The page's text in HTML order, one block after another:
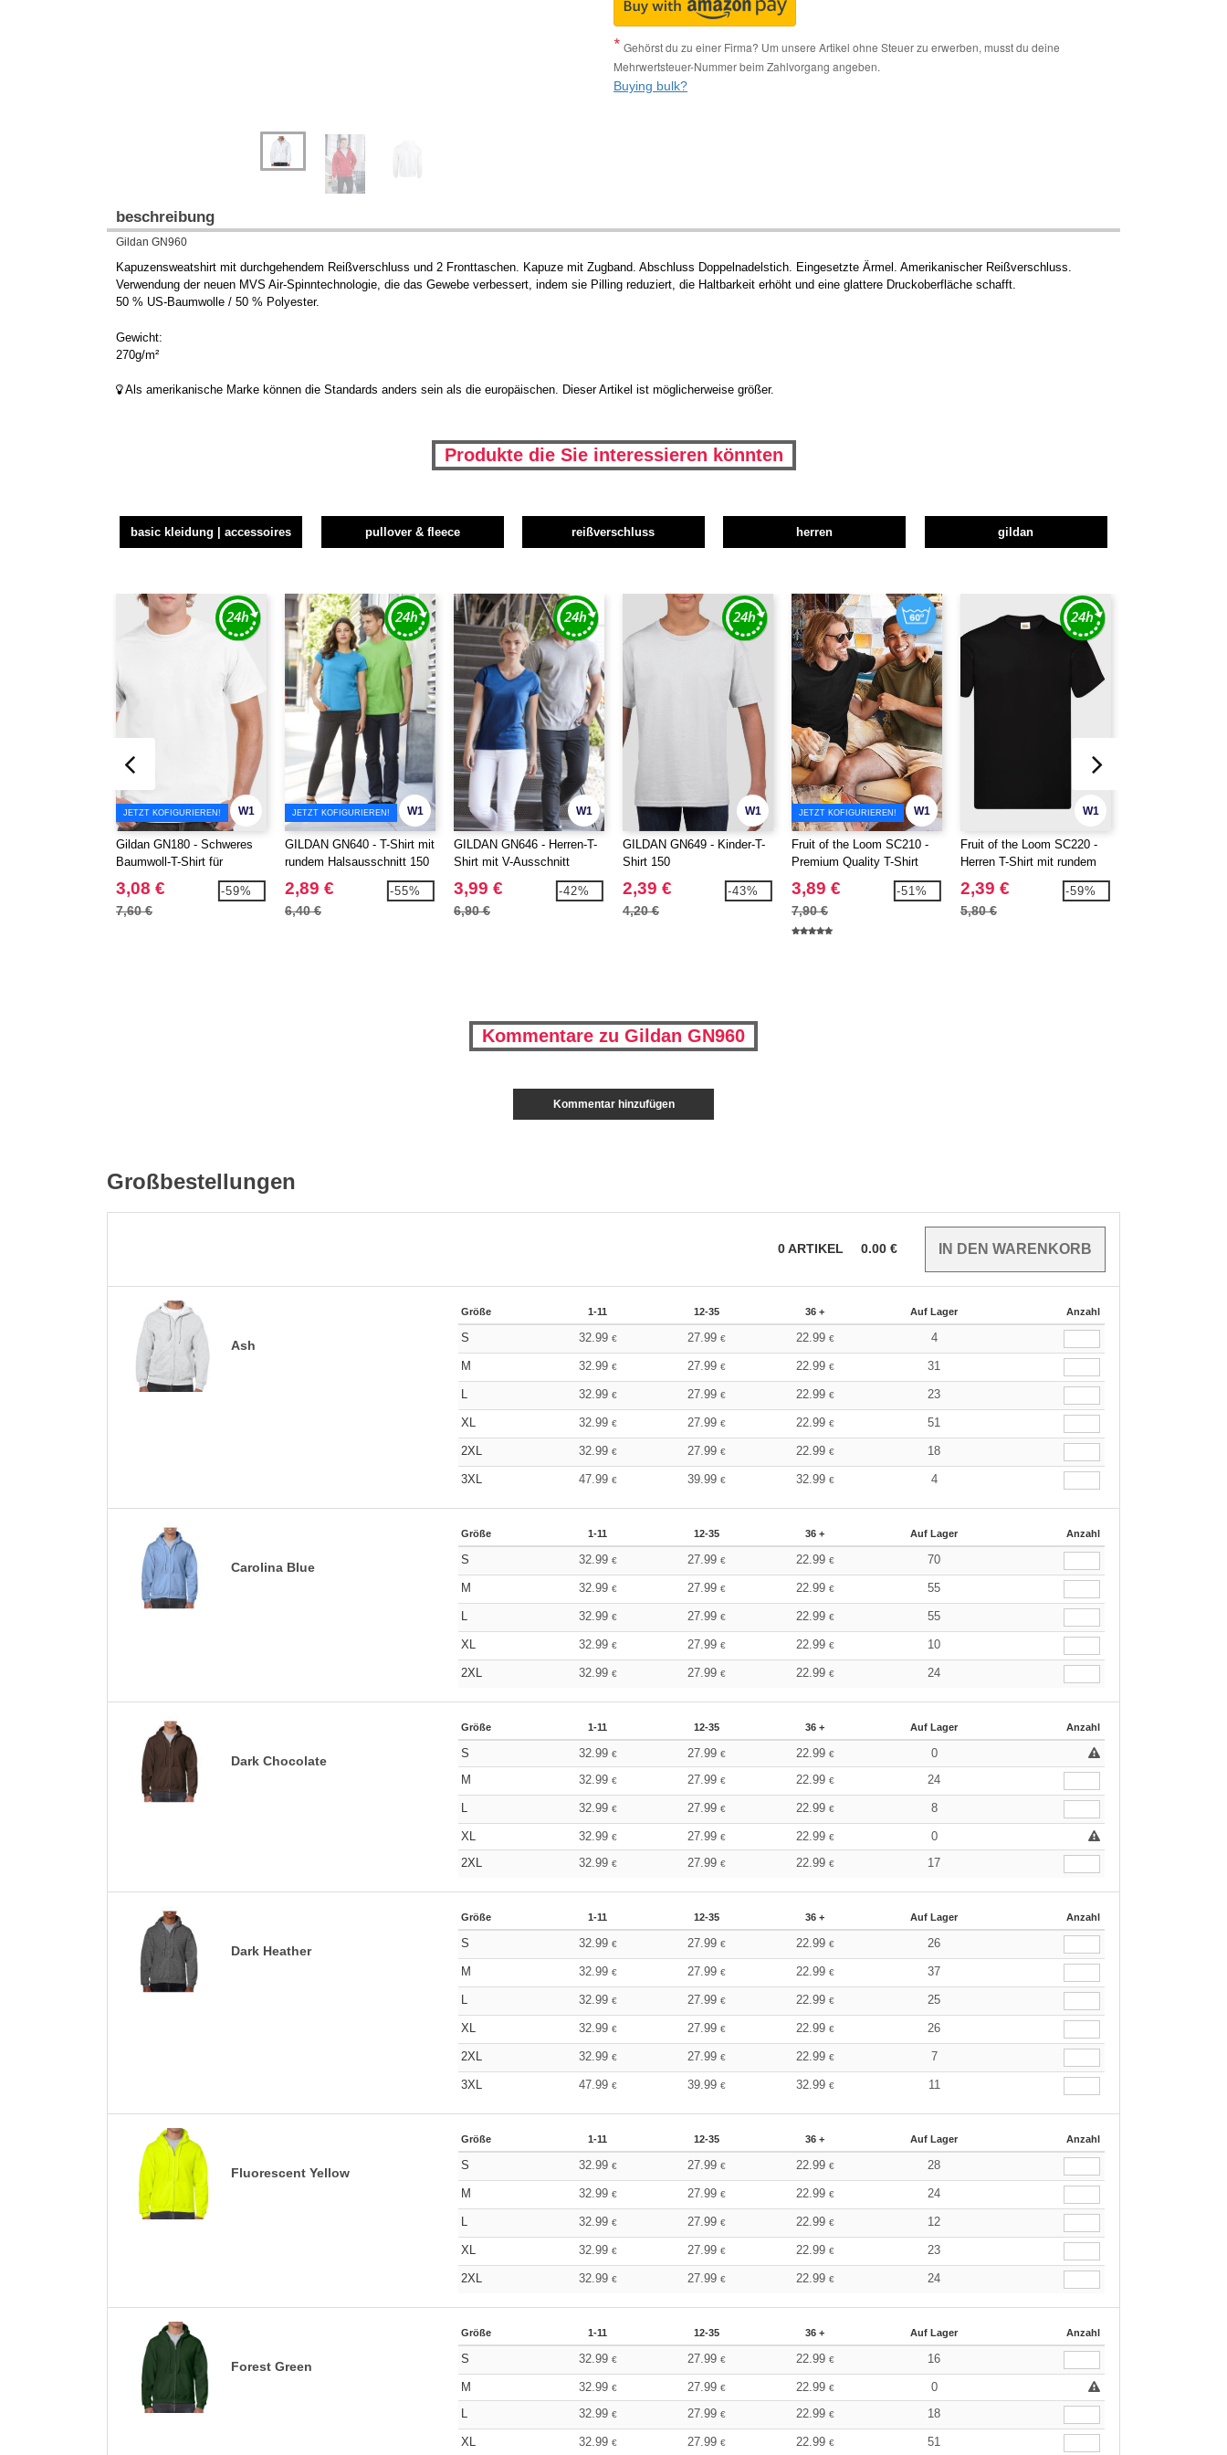
Gehörst du zu einer Firma? Um unsere Artikel ohne Steuer zu erwerben, musst du deine
Mehrwertsteuer-Nummer beim Zahlvorgang angeben.
Buying bulk?
beschreibung
Gildan GN960
Kapuzensweatshirt mit durchgehendem Reißverschluss und 2 Fronttaschen. Kapuze mit Zugband. Abschluss Doppelnadelstich. Eingesetzte Ärmel. Amerikanischer Reißverschluss.
Verwendung der neuen MVS Air-Spinntechnologie, die das Gewebe verbessert, indem sie Pilling reduziert, die Haltbarkeit erhöht und eine glattere Druckoberfläche schafft.
50 % US-Baumwolle / 50 % Polyester.
Gewicht:
270g/m²
Als amerikanische Marke können die Standards anders sein als die europäischen. Dieser Artikel ist möglicherweise größer.
Produkte die Sie interessieren könnten
basic kleidung | accessoires pullover & fleece reißverschluss herren gildan
W1
JETZT KOFIGURIEREN!
Gildan GN180 - Schweres
Baumwoll-T-Shirt für
3,08 €
7,60 €
-59%
W1
JETZT KOFIGURIEREN!
GILDAN GN640 - T-Shirt mit
rundem Halsausschnitt 150
2,89 €
6,40 €
-55%
W1
GILDAN GN646 - Herren-T-
Shirt mit V-Ausschnitt
3,99 €
6,90 €
-42%
W1
GILDAN GN649 - Kinder-T-
Shirt 150
2,39 €
4,20 €
-43%
W1
JETZT KOFIGURIEREN!
Fruit of the Loom SC210 -
Premium Quality T-Shirt
3,89 €
7,90 €
-51%
W1
Fruit of the Loom SC220 -
Herren T-Shirt mit rundem
2,39 €
5,80 €
-59%
Kommentare zu Gildan GN960
Kommentar hinzufügen
Großbestellungen
0ARTIKEL 0.00 €
Ash
Größe 1-11 12-35 36 + Auf Lager Anzahl
S 32.99 € 27.99 € 22.99 € 4
M 32.99 € 27.99 € 22.99 € 31
32.99 € 27.99 € 22.99 € 23
XL 32.99 € 27.99 € 22.99 € 51
2XL 32.99 € 27.99 € 22.99 € 18
3XL 47.99 € 39.99 € 32.99 € 4
Carolina Blue
Größe 1-11 12-35 36 + Auf Lager Anzahl
S 32.99 € 27.99 € 22.99 € 70
M 32.99 € 27.99 € 22.99 € 55
32.99 € 27.99 € 22.99 € 55
XL 32.99 € 27.99 € 22.99 € 10
2XL 32.99 € 27.99 € 22.99 € 24
Dark Chocolate
Größe 1-11 12-35 36 + Auf Lager Anzahl
S 32.99 € 27.99 € 22.99 €
0
M
32.99 € 27.99 € 22.99 € 24
32.99 € 27.99 € 22.99 € 8
XL 32.99 € 27.99 € 22.99 €
0
2XL
32.99 € 27.99 € 22.99 € 17
Dark Heather
Größe 1-11 12-35 36 + Auf Lager Anzahl
S 32.99 € 27.99 € 22.99 € 26
M 32.99 € 27.99 € 22.99 € 37
32.99 € 27.99 € 22.99 € 25
XL 32.99 € 27.99 € 22.99 € 26
2XL 32.99 € 27.99 € 22.99 € 7
3XL 47.99 € 39.99 € 32.99 € 11
Fluorescent Yellow
Größe 1-11 12-35 36 + Auf Lager Anzahl
S 32.99 € 27.99 € 22.99 € 28
M 32.99 € 27.99 € 22.99 € 24
32.99 € 27.99 € 22.99 € 12
XL 32.99 € 27.99 € 22.99 € 23
2XL 32.99 € 27.99 € 22.99 € 24
Forest Green
Größe 1-11 12-35 36 + Auf Lager Anzahl
S 32.99 € 27.99 € 22.99 € 16
M 32.99 € 27.99 € 22.99 €
0
32.99 € 27.99 € 22.99 € 18
XL 32.99 € 27.99 € 22.99 € 51